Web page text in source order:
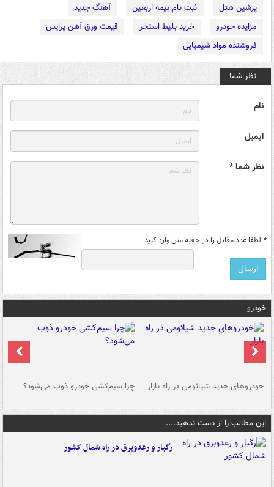
پرشین هتل
ثبت نام بیمه اربعین
آهنگ جدید
مزایده خودرو
خرید بلیط استخر
قیمت ورق آهن پرایس
فروشنده مواد شیمیایی
نظر شما
نام
ایمیل
نظر شما *
* لطفا عدد مقابل را در جعبه متن وارد کنید
خودرو
خودروهای جدید شیائومی در راه بازار چرا سیم‌کشی خودرو ذوب می‌شود؟
این مطالب را از دست ندهید....
رگبار و رعدوبرق در راه شمال کشور